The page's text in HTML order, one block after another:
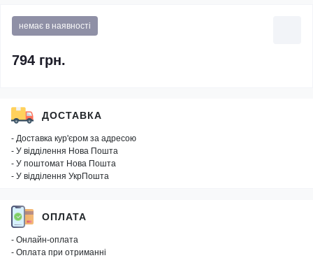
немає в наявності
794 грн.
ДОСТАВКА
- Доставка кур'єром за адресою
- У відділення Нова Пошта
- У поштомат Нова Пошта
- У відділення УкрПошта
ОПЛАТА
- Онлайн-оплата
- Оплата при отриманні